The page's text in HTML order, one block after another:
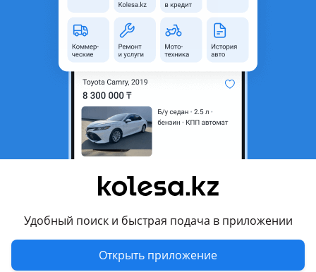
Удобный поиск и быстрая подача в приложении
Открыть приложение
область
Новая
Оригинальность
Оригинал
ST-TY29-040-1
Подходит на авто
2012 - 2016 E180 (E18/ZRE1), 2006 - 2013 E140/150 (E15), 2000
Комментарий продавца
ST-TY29-040-1